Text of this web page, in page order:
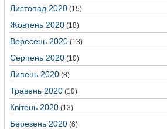
Листопад 2020 (15)
Жовтень 2020 (18)
Вересень 2020 (13)
Серпень 2020 (10)
Липень 2020 (8)
Травень 2020 (10)
Квітень 2020 (13)
Березень 2020 (6)